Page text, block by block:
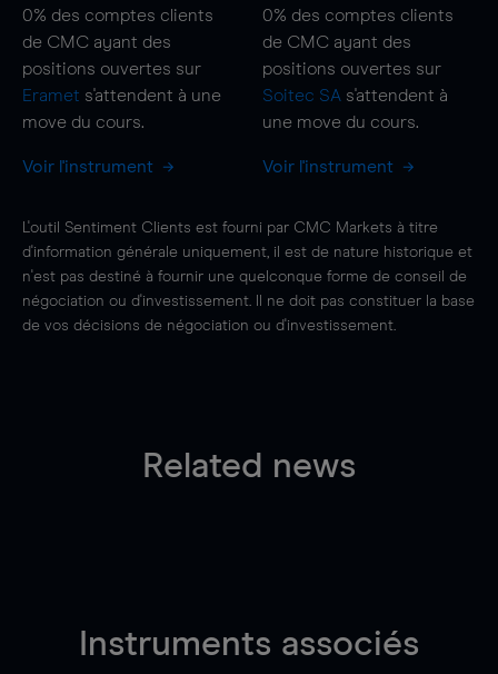
0% des comptes clients
de CMC ayant des
positions ouvertes sur
Eramet s'attendent à une
move du cours.
Voir l'instrument
0% des comptes clients
de CMC ayant des
positions ouvertes sur
Soitec SA s'attendent à
une move du cours.
Voir l'instrument
L'outil Sentiment Clients est fourni par CMC Markets à titre
d'information générale uniquement, il est de nature historique et
n'est pas destiné à fournir une quelconque forme de conseil de
négociation ou d'investissement. Il ne doit pas constituer la base
de vos décisions de négociation ou d'investissement.
Related news
Instruments associés